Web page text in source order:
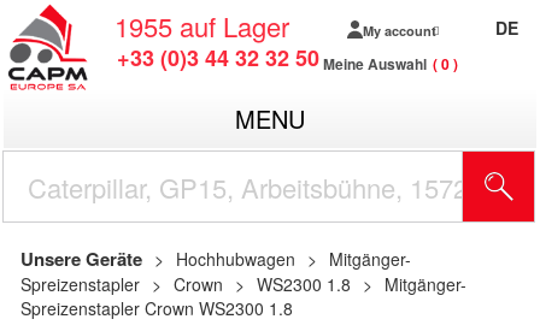
1955 auf Lager
+33 (0)3 44 32 32 50
My account
Meine Auswahl 0
DE
MENU
Unsere Geräte Hochhubwagen
Mitgänger-
Spreizenstapler
Crown WS2300 1.8
Mitgänger-
Spreizenstapler Crown WS2300 1.8